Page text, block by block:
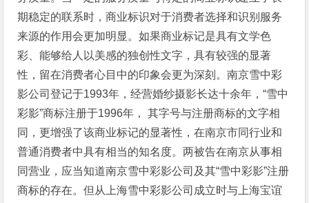
期稳定的联系时，商业标识对于消费者选择和识别服务
来源的作用会更加明显。如果商业标记是具有文学色
彩、能够给人以美感的独创性文字，具有较强的显著
性，留在消费者心目中的印象会更为深刻。南京雪中彩
影公司登记于1993年，经营婚纱摄影长达十余年，“雪中
彩影”商标注册于1996年， 其字号与注册商标的文字相
同，更增强了该商业标记的显著性，在南京市同行业和
普通消费者中具有相当的知名度。两被告在南京从事相
同营业，应当知道南京雪中彩影公司及其“雪中彩影”注册
商标的存在。但从上海雪中彩影公司成立时与上海宝谊